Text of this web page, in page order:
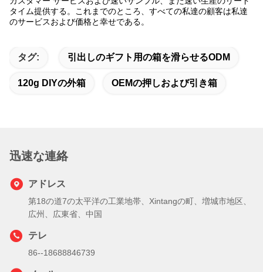
タイム提供する。これまでのところ、すべての私達の顧客は私達
のサービスおよび価格と幸せである。
タグ: 引出しのギフト用の箱を滑らせるODM
120g DIYの外箱 OEMの押しおよび引き箱
迅速な連絡
アドレス
第18の道7の太平洋の工業地帯、Xintangの町、増城市地区、
広州、広東省、中国
テレ
86--18688846739